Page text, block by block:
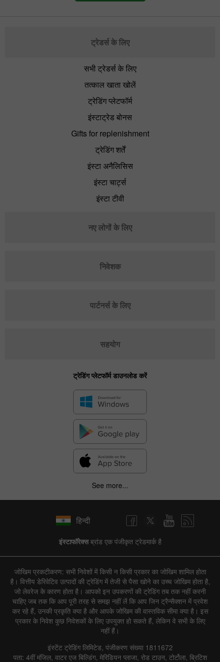
ट्रेडर्स के लिए
सभी ट्रेडर्स के लिए
तत्काल खाता खोलें
ट्रेडिंग प्लेटफॉर्म
इंस्टाट्रेड बोनस
Gifts for replenishment
ट्रेडिंग शर्तें
इंस्टा अनैलिसिस
इंस्टा चार्ट्स
इंस्टा टीवी
नए लोगों के लिए
निवेशक
पार्टनर्स के लिए
सहयोग
ट्रेडिंग प्लेटफॉर्म डाउनलोड करें
See more...
हिन्दी
इंस्टाफॉरेक्सब्रांड एक पंजीकृत ट्रेडमार्क है
जोखिम प्रकटीकरण: सभी निवेशों में किसी न किसी प्रकार का जोखिम शामिल होता
है। वित्तीय डेरिवेटिव उत्पादों की ट्रेडिंग में तेजी से पैसा खोने का उच्च जोखिम होता है,
जो लेवरेज के कारण होता है। आपको इन उपकरणों की ट्रेडिंग तब तक नहीं करनी
चाहिए जब तक कि आप पूरी तरह से समझ नहीं लें कि आप जिन ट्रैन्सैक्शन में प्रवेश
कर रहे हैं, उनकी प्रकृति क्या है और आपके जोखिम की वास्तविक सीमा क्या है। इस
प्रकार के निवेश कुछ निवेशकों के लिए उपयुक्त हो सकते हैं, लेकिन वे सभी के लिए
नहीं हैं।
इंस्टेंट ट्रेडिंग लिमिटेड, पंजीकरण संख्या 1811672
पता: 4वीं मंजिल, वाटर एज बिल्डिंग, मेरिडियन प्लाजा, रोड टाउन, टोर्टोला, ब्रिटिश